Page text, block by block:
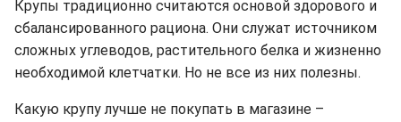
Крупы традиционно считаются основой здорового и
сбалансированного рациона. Они служат источником
сложных углеводов, растительного белка и жизненно
необходимой клетчатки. Но не все из них полезны.
Какую крупу лучше не покупать в магазине –